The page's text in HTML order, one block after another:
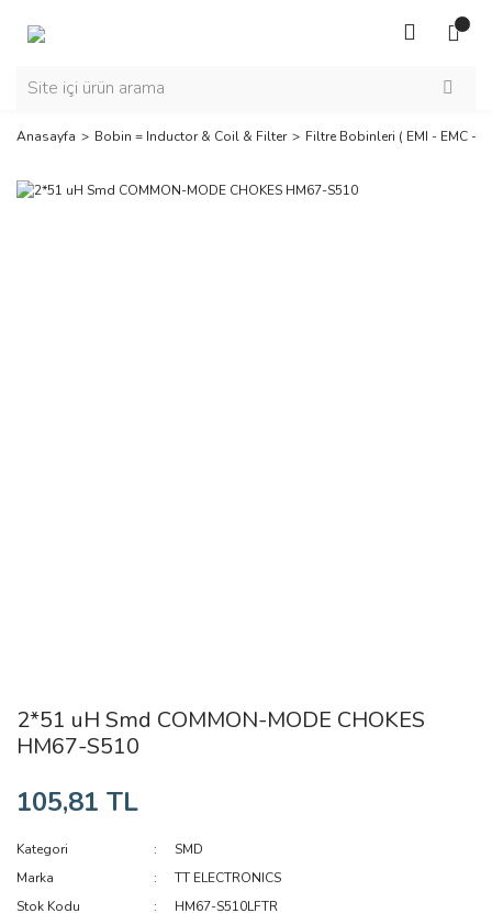
Anasayfa Bobin = Inductor & Coil & Filter Filtre Bobinleri ( EMI - EMC -
2*51 uH Smd COMMON-MODE CHOKES
HM67-S510
105,81 TL
Kategori
SMD
Marka
TT ELECTRONICS
Stok Kodu
HM67-S510LFTR